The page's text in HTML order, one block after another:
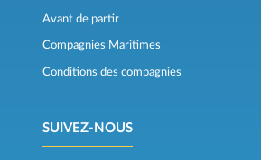
Avant de partir
Compagnies Maritimes
Conditions des compagnies
SUIVEZ-NOUS